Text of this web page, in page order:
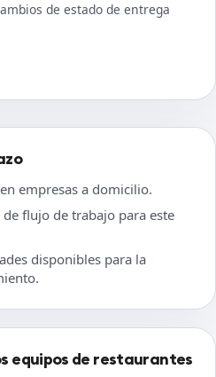
de estado de entrega
empresas a domicilio.
flujo de trabajo para este
disponibles para la
equipos de restaurantes